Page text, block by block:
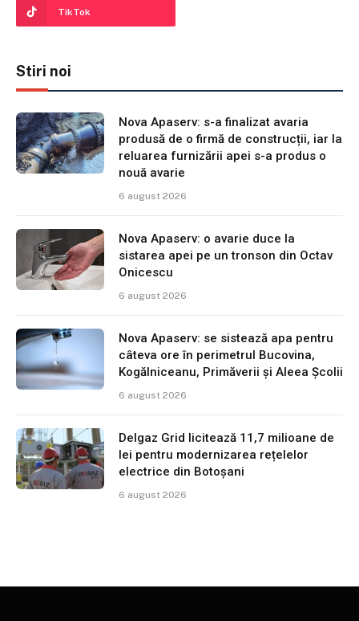
TikTok
Stiri noi
Nova Apaserv: s-a finalizat avaria
produsă de o firmă de construcții, iar la
reluarea furnizării apei s-a produs o
nouă avarie
6 august 2026
Nova Apaserv: o avarie duce la
sistarea apei pe un tronson din Octav
Onicescu
6 august 2026
Nova Apaserv: se sistează apa pentru
câteva ore în perimetrul Bucovina,
Kogălniceanu, Primăverii și Aleea Școlii
6 august 2026
Delgaz Grid licitează 11,7 milioane de
lei pentru modernizarea rețelelor
electrice din Botoșani
6 august 2026